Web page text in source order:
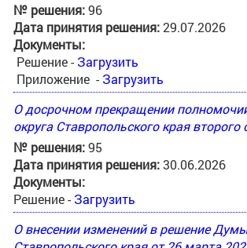
№ решения:96
Дата принятия решения:29.07.2026
Документы:
Решение - Загрузить
Приложение - Загрузить
О досрочном прекращении
округа Ставропольского края
№ решения:95
Дата принятия решения:30.06.2026
Документы:
Решение - Загрузить
О внесении изменений в решение